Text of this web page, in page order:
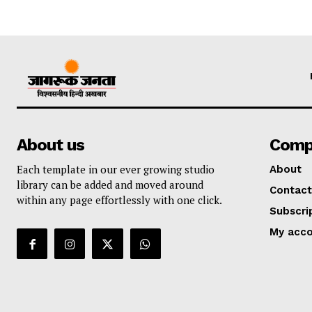
About us
Each template in our ever growing studio
library can be added and moved around
within any page effortlessly with one click.
About
My